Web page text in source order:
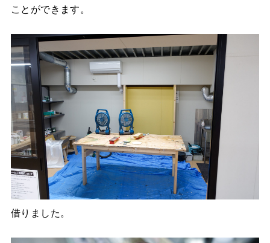
ことができます。
借りました。